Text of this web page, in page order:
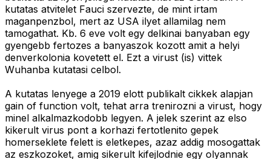
kutatas atvitelet Fauci szervezte, de mint irtam
maganpenzbol, mert az USA ilyet allamilag nem
tamogathat. Kb. 6 eve volt egy delkinai banyaban egy
gyengebb fertozes a banyaszok kozott amit a helyi
denverkolonia kovetett el. Ezt a virust (is) vittek
Wuhanba kutatasi celbol.
A kutatas lenyege a 2019 elott publikalt cikkek alapjan
gain of function volt, tehat arra trenirozni a virust, hogy
minel alkalmazkodobb legyen. A jelek szerint az elso
kikerult virus pont a korhazi fertotlenito gepek
homerseklete felett is eletkepes, azaz addig mosogattak
az eszkozoket, amig sikerult kifejlodnie egy olyannak